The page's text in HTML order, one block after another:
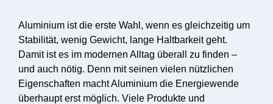
Aluminium ist die erste Wahl, wenn es gleichzeitig um
Stabilität, wenig Gewicht, lange Haltbarkeit geht.
Damit ist es im modernen Alltag überall zu finden –
und auch nötig. Denn mit seinen vielen nützlichen
Eigenschaften macht Aluminium die Energiewende
überhaupt erst möglich. Viele Produkte und